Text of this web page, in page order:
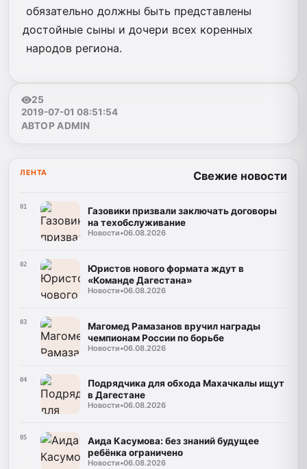
обязательно должны быть представлены
достойные сыны и дочери всех коренных
народов региона.
25
2019-07-01 08:51:54
АВТОР ADMIN
ЛЕНТА Свежие новости
01
Газовики призвали заключать договоры
на техобслуживание
Новости•06.08.2026
02
Юристов нового формата ждут в
«Команде Дагестана»
Новости•06.08.2026
03
Магомед Рамазанов вручил награды
чемпионам России по борьбе
Новости•06.08.2026
04
Подрядчика для обхода Махачкалы ищут
в Дагестане
Новости•06.08.2026
05
Аида Касумова: без знаний будущее
ребёнка ограничено
Новости•06.08.2026